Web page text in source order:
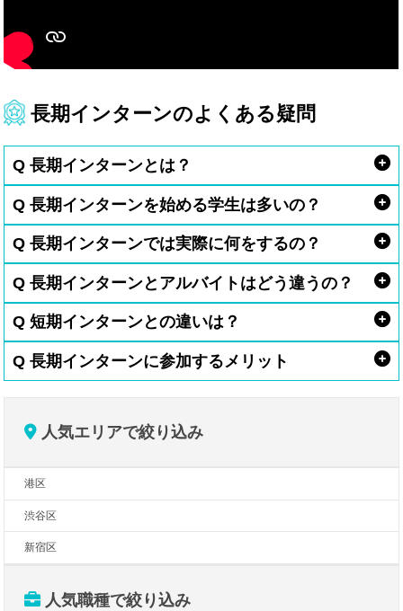
長期インターンのよくある疑問
Q 長期インターンとは？
Q 長期インターンを始める学生は多いの？
Q 長期インターンでは実際に何をするの？
Q 長期インターンとアルバイトはどう違うの？
Q 短期インターンとの違いは？
Q 長期インターンに参加するメリット
人気エリアで絞り込み
港区
渋谷区
新宿区
人気職種で絞り込み